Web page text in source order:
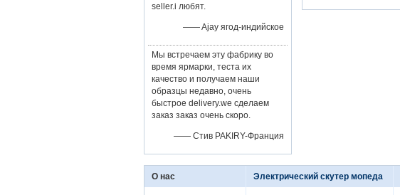
seller.i любят.
—— Ajay ягод-индийское
Мы встречаем эту фабрику во
время ярмарки, теста их
качество и получаем наши
образцы недавно, очень
быстрое delivery.we сделаем
заказ заказ очень скоро.
—— Стив PAKIRY-Франция
О нас Электрический скутер мопеда